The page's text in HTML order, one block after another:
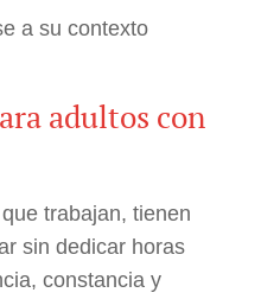
a su contexto
adultos con
trabajan, tienen
sin dedicar horas
constancia y